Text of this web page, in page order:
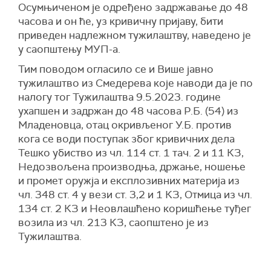
Осумњиченом је одређено задржавање до 48
часова и он ће, уз кривичну пријаву, бити
приведен надлежном тужилаштву, наведено је
у саопштењу МУП-а.
Тим поводом огласило се и Више јавно
тужилаштво из Смедерева које наводи да је по
налогу тог Тужилаштва 9.5.2023. године
ухапшен и задржан до 48 часова Р.Б. (54) из
Младеновца, отац окривљеног У.Б. против
кога се води поступак због кривичних дела
Тешко убиство из чл. 114 ст. 1 тач. 2 и 11 КЗ,
Недозвољена производња, држање, ношење
и промет оружја и експлозивних материја из
чл. 348 ст. 4 у вези ст. 3,2 и 1 КЗ, Отмица из чл.
134 ст. 2 КЗ и Неовлашћено коришћење туђег
возила из чл. 213 КЗ, саопштено је из
Тужилаштва.